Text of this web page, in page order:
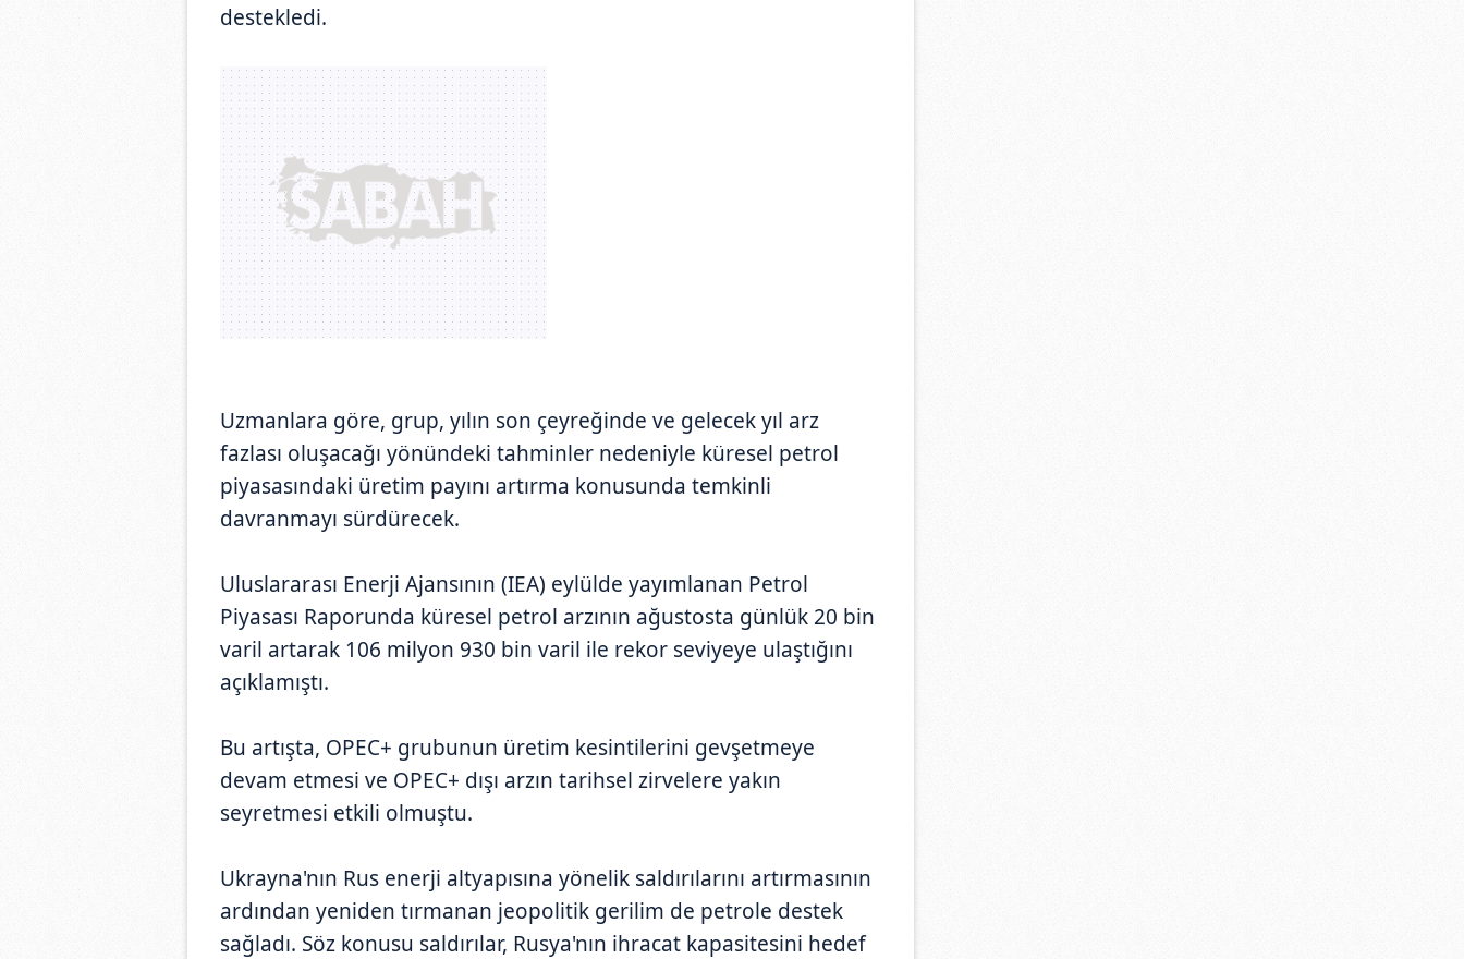
destekledi.
Uzmanlara göre, grup, yılın son çeyreğinde ve gelecek yıl arz
fazlası oluşacağı yönündeki tahminler nedeniyle küresel petrol
piyasasındaki üretim payını artırma konusunda temkinli
davranmayı sürdürecek.
Uluslararası Enerji Ajansının (IEA) eylülde yayımlanan Petrol
Piyasası Raporunda küresel petrol arzının ağustosta günlük 20 bin
varil artarak 106 milyon 930 bin varil ile rekor seviyeye ulaştığını
açıklamıştı.
Bu artışta, OPEC+ grubunun üretim kesintilerini gevşetmeye
devam etmesi ve OPEC+ dışı arzın tarihsel zirvelere yakın
seyretmesi etkili olmuştu.
Ukrayna'nın Rus enerji altyapısına yönelik saldırılarını artırmasının
ardından yeniden tırmanan jeopolitik gerilim de petrole destek
sağladı. Söz konusu saldırılar, Rusya'nın ihracat kapasitesini hedef